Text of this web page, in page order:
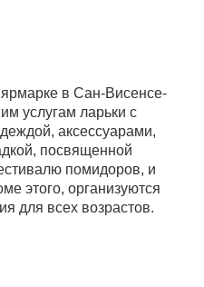
в Сан-Висенсе-
услугам ларьки с
аксессуарами,
посвященной
помидоров, и
этого, организуются
для всех возрастов.